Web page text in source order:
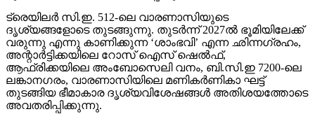
ട്രെയിലര്‍ സി.ഇ. 512-ലെ വാരണാസിയുടെ
ദൃശ്യങ്ങളോടെ തുടങ്ങുന്നു. തുടര്‍ന്ന് 2027ല്‍ ഭൂമിയിലേക്ക്
വരുന്നു എന്നു കാണിക്കുന്ന ‘ശാംഭവി’ എന്ന ഛിന്നഗ്രഹം,
അന്റാര്‍ട്ടിക്കയിലെ റോസ് ഐസ് ഷെല്‍ഫ്,
ആഫ്രിക്കയിലെ അംബോസെലി വനം, ബി.സി.ഇ 7200-ലെ
ലങ്കാനഗരം, വാരണാസിയിലെ മണികര്‍ണികാ ഘട്ട്
തുടങ്ങിയ ഭീമാകാര ദൃശ്യവിശേഷങ്ങള്‍ അതിശയത്തോടെ
അവതരിപ്പിക്കുന്നു.